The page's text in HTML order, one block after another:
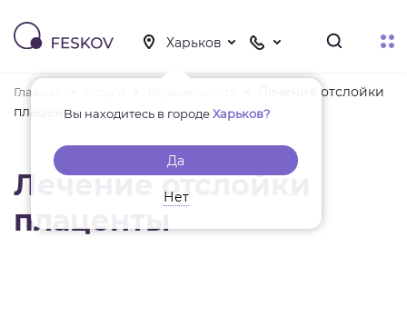
Вы находитесь в городеХарьков?
Да
Нет
Главная
Лечение отслойки
плаценты
Лечение отслойки
плаценты